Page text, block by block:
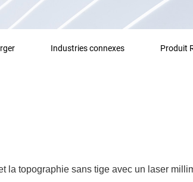
Industries connexes Produit
la topographie sans tige avec un laser